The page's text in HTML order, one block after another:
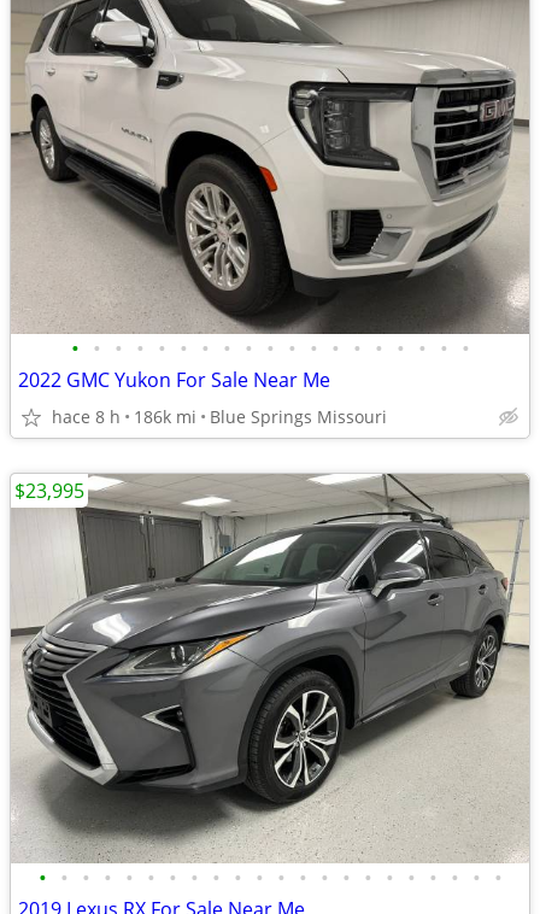
• • • • • • • • • • • • • • • • • • •
2022 GMC Yukon For Sale Near Me
hace 8 h 186k mi Blue Springs Missouri
• • • • • • • • • • • • • • • • • • • • • •
$23,995